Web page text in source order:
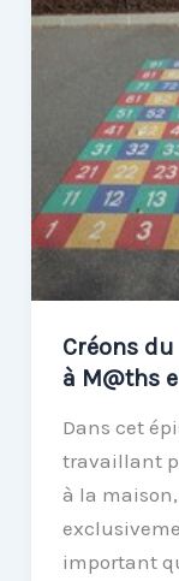
coeur,
partenaire
:
M@ths
en-
vie »
par
l’Université
Populaire
Créons
à M@ths
Dans cet
travaillant
à la
important